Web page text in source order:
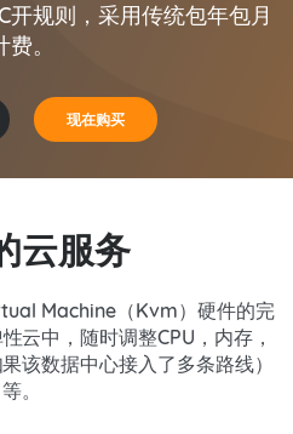
开规则，采用传统包年包月
费。
现在购买
云服务
Machine（Kvm）硬件的完
云中，随时调整CPU，内存，
该数据中心接入了多条路线）
等。